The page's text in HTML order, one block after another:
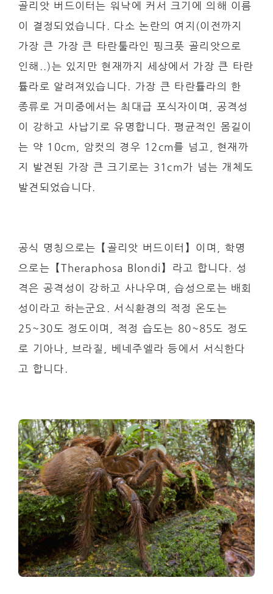
골리앗 버드이터는 워낙에 커서 크기에 의해 이름
이 결정되었습니다. 다소 논란의 여지(이전까지
가장 큰 가장 큰 타란툴라인 핑크풋 골리앗으로
인해..)는 있지만 현재까지 세상에서 가장 큰 타란
튤라로 알려져있습니다. 가장 큰 타란튤라의 한
종류로 거미중에서는 최대급 포식자이며, 공격성
이 강하고 사납기로 유명합니다. 평균적인 몸길이
는 약 10cm, 암컷의 경우 12cm를 넘고, 현재까
지 발견된 가장 큰 크기로는 31cm가 넘는 개체도
발견되었습니다.
공식 명칭으로는【골리앗 버드이터】이며, 학명
으로는【Theraphosa Blondi】라고 합니다. 성
격은 공격성이 강하고 사나우며, 습성으로는 배회
성이라고 하는군요. 서식환경의 적정 온도는
25~30도 정도이며, 적정 습도는 80~85도 정도
로 기아나, 브라질, 베네주엘라 등에서 서식한다
고 합니다.